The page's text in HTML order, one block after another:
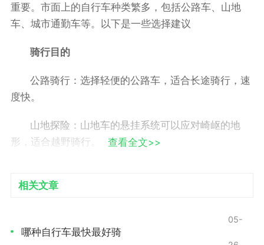
重要。市面上的自行车种类繁多，包括公路车、山地
车、城市通勤车等。以下是一些选择建议
骑行目的
公路骑行：选择轻便的公路车，适合长途骑行，速
度快。
山地探险：山地车的悬挂系统可以应对崎岖的地
形，适合越野骑行。
车篮、挡泥板等，适合日常通勤。
查看全文>>
相关文章
哪种自行车最快最好骑
05-